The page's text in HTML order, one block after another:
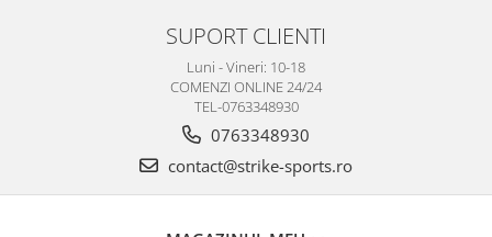
SUPORT CLIENTI
Luni - Vineri: 10-18
COMENZI ONLINE 24/24
TEL-0763348930
0763348930
contact@strike-sports.ro